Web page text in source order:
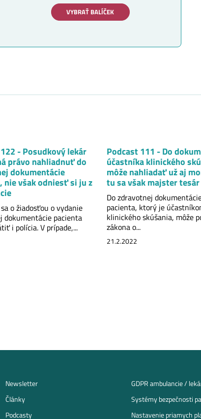
VYBRAŤ BALÍČEK
- Posudkový lekár
právo nahliadnuť do
dokumentácie
nie však odniesť si ju z
o žiadosťou o vydanie
dokumentácie pacienta
i polícia. V prípade,...
Podcast 111 - Do
účastníka klinického
môže nahliadať už aj
tu sa však majster
Do zdravotnej
pacienta, ktorý je
klinického skúšania, môže
zákona o...
21.2.2022
Newsletter
Články
Podcasty
GDPR ambulancie /
Systémy bezpečnosti
Nastavenie priamych